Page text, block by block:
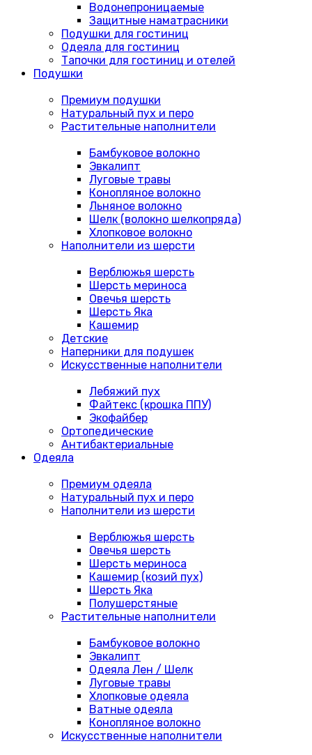
Водонепроницаемые
Защитные наматрасники
Подушки для гостиниц
Одеяла для гостиниц
Тапочки для гостиниц и отелей
Подушки
Премиум подушки
Натуральный пух и перо
Растительные наполнители
Бамбуковое волокно
Эвкалипт
Луговые травы
Конопляное волокно
Льняное волокно
Шелк (волокно шелкопряда)
Хлопковое волокно
Наполнители из шерсти
Верблюжья шерсть
Шерсть мериноса
Овечья шерсть
Шерсть Яка
Кашемир
Детские
Наперники для подушек
Искусственные наполнители
Лебяжий пух
Файтекс (крошка ППУ)
Экофайбер
Ортопедические
Антибактериальные
Одеяла
Премиум одеяла
Натуральный пух и перо
Наполнители из шерсти
Верблюжья шерсть
Овечья шерсть
Шерсть мериноса
Кашемир (козий пух)
Шерсть Яка
Полушерстяные
Растительные наполнители
Бамбуковое волокно
Эвкалипт
Одеяла Лен / Шелк
Луговые травы
Хлопковые одеяла
Ватные одеяла
Конопляное волокно
Искусственные наполнители